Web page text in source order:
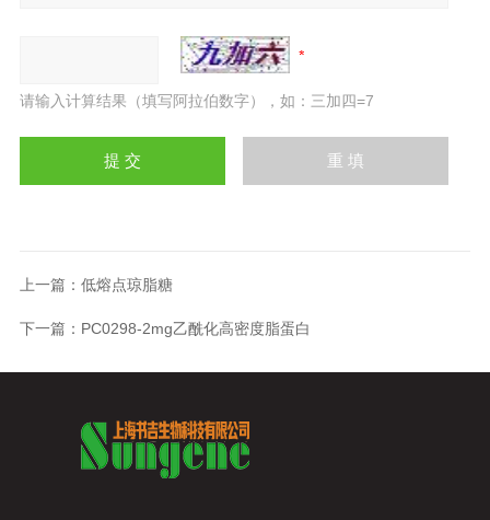
请输入计算结果（填写阿拉伯数字），如：三加四=7
上一篇： 低熔点琼脂糖
下一篇： PC0298-2mg乙酰化高密度脂蛋白